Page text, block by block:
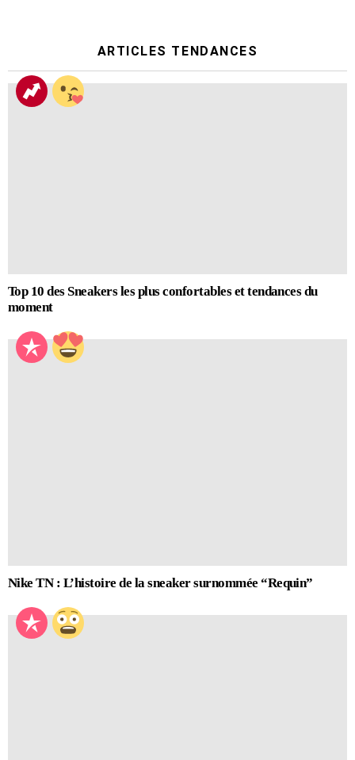
ARTICLES TENDANCES
Top 10 des Sneakers les plus confortables et tendances du
moment
Nike TN : L’histoire de la sneaker surnommée “Requin”